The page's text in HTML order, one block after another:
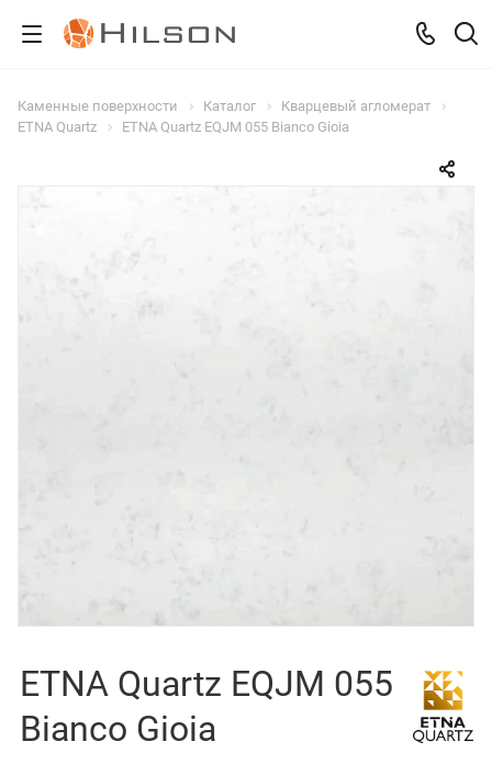
Каменные поверхности Каталог
Кварцевый агломерат
ETNA Quartz
ETNA Quartz EQJM 055 Bianco Gioia
ETNA Quartz EQJM 055
Bianco Gioia